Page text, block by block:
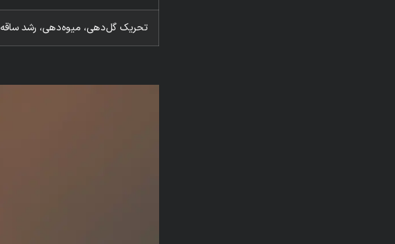
تحریک گل‌دهی، میوه‌دهی، رشد ساقه